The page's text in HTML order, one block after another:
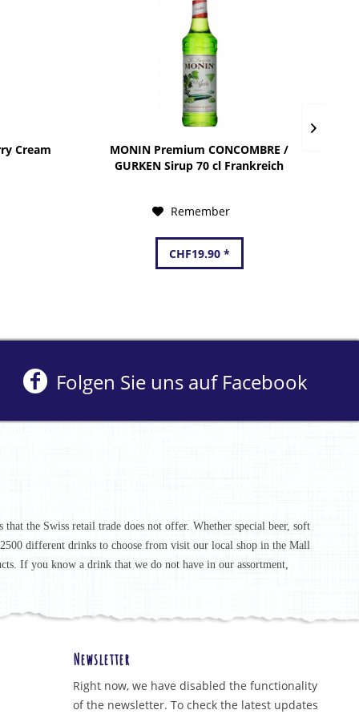
Cream
MONIN Premium CONCOMBRE /
GURKEN Sirup 70 cl Frankreich
Remember
CHF19.90 *
Folgen Sie uns auf Facebook
the Swiss retail trade does not offer. Whether special beer, soft
different drinks to choose from visit our local shop in the Mall
If you know a drink that we do not have in our assortment,
Newsletter
Right now, we have disabled the functionality
of the newsletter. To check the latest updates